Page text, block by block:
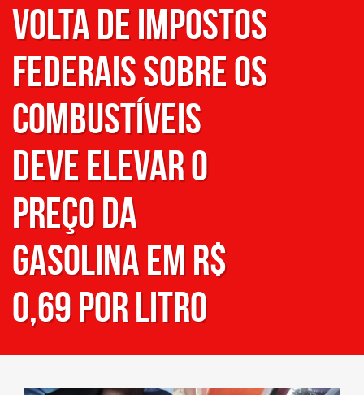
Volta de impostos
federais sobre os
combustíveis
deve elevar o
preço da
gasolina em R$
0,69 por litro